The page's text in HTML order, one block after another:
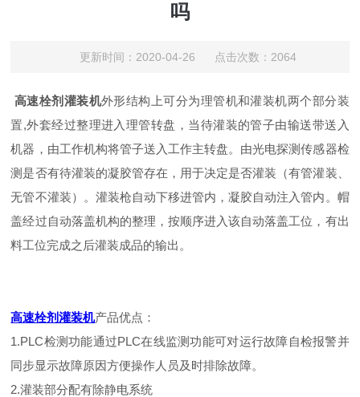
吗
更新时间：2020-04-26 点击次数：2064
高速栓剂灌装机外形结构上可分为理管机和灌装机两个部分装
置,外套经过整理进入理管转盘，当待灌装的管子由输送带送入
机器，由工作机构将管子送入工作主转盘。由光电探测传感器检
测是否有待灌装的凝胶管存在，用于决定是否灌装（有管灌装、
无管不灌装）。灌装枪自动下移进管内，凝胶自动注入管内。帽
盖经过自动落盖机构的整理，按顺序进入该自动落盖工位，有出
料工位完成之后灌装成品的输出。
高速栓剂灌装机产品优点：
1.PLC检测功能通过PLC在线监测功能可对运行故障自检报警并
同步显示故障原因方便操作人员及时排除故障。
2.灌装部分配有除静电系统